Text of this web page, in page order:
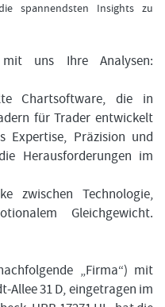
spannendsten Insights zu
uns Ihre Analysen:
Chartsoftware, die in
für Trader entwickelt
Expertise, Präzision und
Herausforderungen im
zwischen Technologie,
Gleichgewicht.
„Firma“) mit
Allee 31 D, eingetragen im